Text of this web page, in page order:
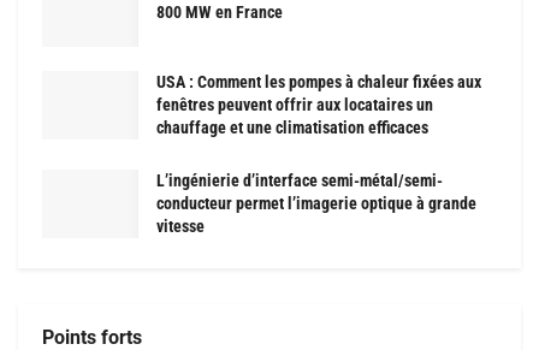
800 MW en France
USA : Comment les pompes à chaleur fixées aux
fenêtres peuvent offrir aux locataires un
chauffage et une climatisation efficaces
L’ingénierie d’interface semi-métal/semi-
conducteur permet l’imagerie optique à grande
vitesse
Points forts